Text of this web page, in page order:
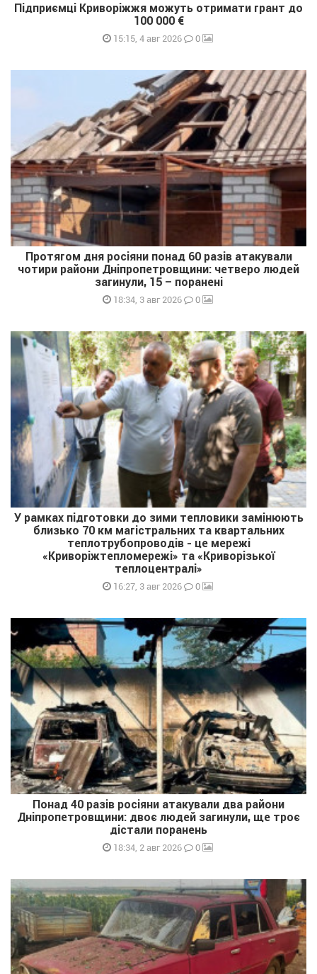
Підприємці Криворіжжя можуть отримати грант до
100 000 €
15:15, 4 авг 2026 0
Протягом дня росіяни понад 60 разів атакували
чотири райони Дніпропетровщини: четверо людей
загинули, 15 – поранені
18:34, 3 авг 2026 0
У рамках підготовки до зими тепловики замінюють
близько 70 км магістральних та квартальних
теплотрубопроводів - це мережі
«Криворіжтепломережі» та «Криворізької
теплоцентралі»
16:27, 3 авг 2026 0
Понад 40 разів росіяни атакували два райони
Дніпропетровщини: двоє людей загинули, ще троє
дістали поранень
18:34, 2 авг 2026 0